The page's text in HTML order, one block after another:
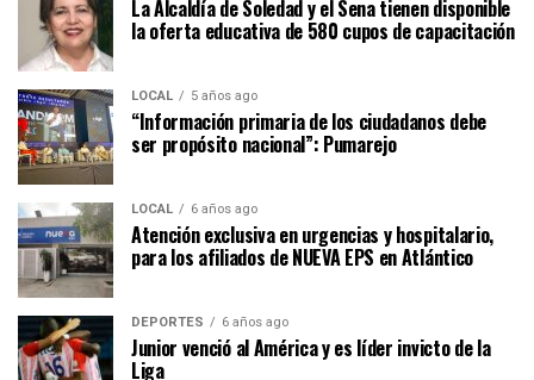
La Alcaldía de Soledad y el Sena tienen disponible
la oferta educativa de 580 cupos de capacitación
LOCAL 5 años ago
“Información primaria de los ciudadanos debe
ser propósito nacional”: Pumarejo
LOCAL 6 años ago
Atención exclusiva en urgencias y hospitalario,
para los afiliados de NUEVA EPS en Atlántico
DEPORTES 6 años ago
Junior venció al América y es líder invicto de la
Liga